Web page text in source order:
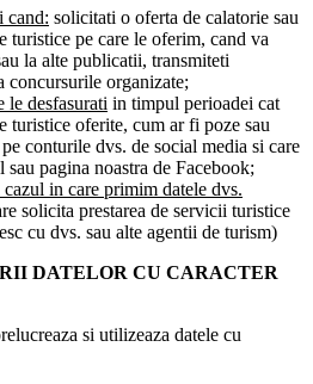
cand: solicitati o oferta de calatorie sau
turistice pe care le oferim, cand va
la alte publicatii, transmiteti
concursurile organizate;
le desfasurati in timpul perioadei cat
turistice oferite, cum ar fi poze sau
conturile dvs. de social media si care
sau pagina noastra de Facebook;
in care primim datele dvs.
solicita prestarea de servicii turistice
cu dvs. sau alte agentii de turism)
DATELOR CU CARACTER
si utilizeaza datele cu